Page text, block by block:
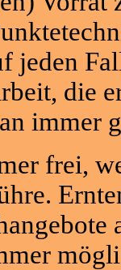
jeden
die
immer
frei,